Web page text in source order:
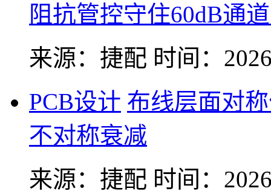
阻抗管控守住60dB通
来源：捷配 时间：
PCB设计 布线层面对
不对称衰减
来源：捷配 时间：